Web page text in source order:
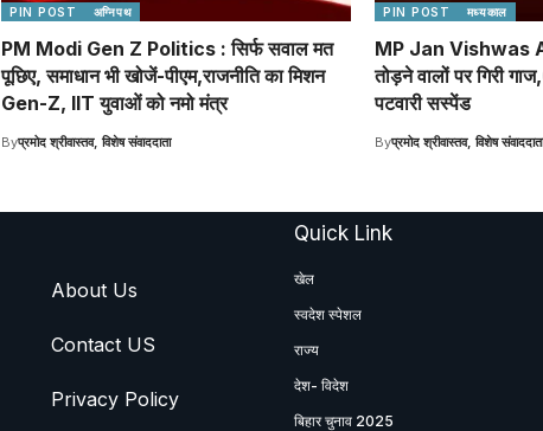
PIN POST अग्निपथ
PM Modi Gen Z Politics : सिर्फ सवाल मत
पूछिए, समाधान भी खोजें-पीएम,राजनीति का मिशन
Gen-Z, IIT युवाओं को नमो मंत्र
Byप्रमोद श्रीवास्तव, विशेष संवाददाता
PIN POST मध्यकाल
MP Jan Vishwas
तोड़ने वालों पर गिरी
पटवारी सस्पेंड
Byप्रमोद श्रीवास्तव, विशेष संवाददाता
About Us
Contact US
Privacy Policy
Quick Link
खेल
स्वदेश स्पेशल
राज्य
देश- विदेश
बिहार चुनाव 2025